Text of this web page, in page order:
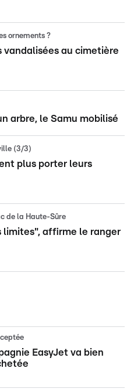
ornements ?
vandalisées au cimetière
arbre, le Samu mobilisé
(3/3)
plus porter leurs
de la Haute-Sûre
limites", affirme le ranger
EasyJet va bien